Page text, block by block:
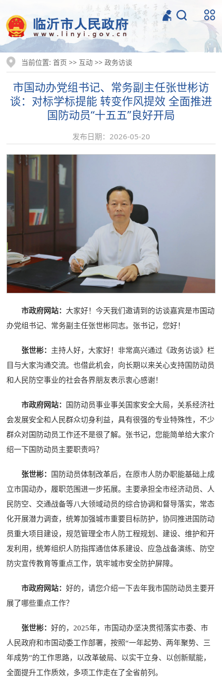
当前位置:首页 >> 互动 >>政务访谈
市国动办党组书记、常务副主任张世彬访
谈：对标学标提能 转变作风提效 全面推进
国防动员“十五五”良好开局
发布日期：2026-05-20
市政府网站： 大家好！今天我们邀请到的访谈嘉宾是市国动
办党组书记、常务副主任张世彬同志。张书记，您好！
张世彬： 主持人好，大家好！非常高兴通过《政务访谈》栏
目与大家沟通交流。也借此机会，向长期以来关心支持国防动员
和人民防空事业的社会各界朋友表示衷心感谢！
市政府网站：
国防动员事业事关国家安全大局，关系经济社
会发展安全和人民群众切身利益，具有很强的专业特殊性，不少
群众对国防动员工作还不是很了解。张书记，您能简单给大家介
绍一下国防动员主要职责吗？
张世彬：
国防动员体制改革后，在原市人防办职能基础上成
立市国动办，履职范围进一步拓展。主要承担全市经济动员、人
民防空、交通战备等八大领域动员的综合协调和督导落实，常态
化开展潜力调查，统筹加强城市重要目标防护，协同推进国防动
员重大项目建设，规范管理全市人防工程规划、建设、维护和开
发利用，统筹组织人防指挥通信体系建设、应急战备演练、防空
防灾宣传教育等重点工作，筑牢城市安全防护屏障。
市政府网站：好的，请您介绍一下去年我市国防动员主要开
展了哪些重点工作？
张世彬：好的，2025年，市国动办坚决贯彻落实市委、市
人民政府和市国动委工作部署，按照“一年起势、两年聚势、三
年成势”的工作思路，以改革破局、以实干立身、以创新赋能，
全面提升工作质效，多项工作走在了全省前列。